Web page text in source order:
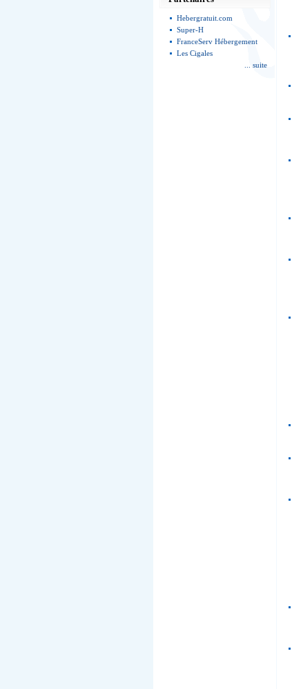
Hebergratuit.com
Super-H
FranceServ Hébergement
Les Cigales
... suite